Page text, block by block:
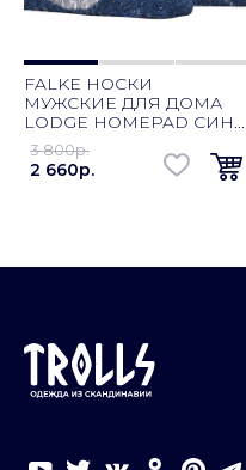
FALKE НОСКИ
МУЖСКИЕ ДЛЯ ДОМА
LODGE HOMEPAD СИН...
3 800p.
2 660p.